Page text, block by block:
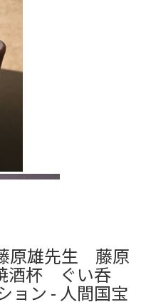
原雄先生 藤原
酒杯 ぐい呑
ョン - 人間国宝